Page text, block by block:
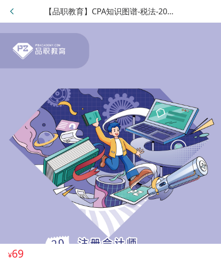
【品职教育】CPA知识图谱-税法-2025版
69